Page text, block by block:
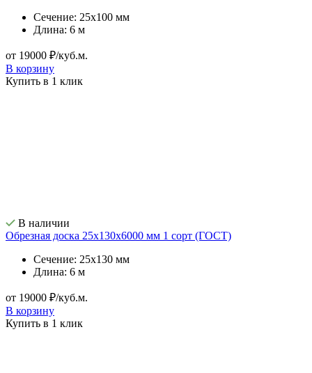
Сечение: 25х100 мм
Длина: 6 м
от 19000 ₽/куб.м.
В корзину
Купить в 1 клик
В наличии
Обрезная доска 25х130х6000 мм 1 сорт (ГОСТ)
Сечение: 25х130 мм
Длина: 6 м
от 19000 ₽/куб.м.
В корзину
Купить в 1 клик